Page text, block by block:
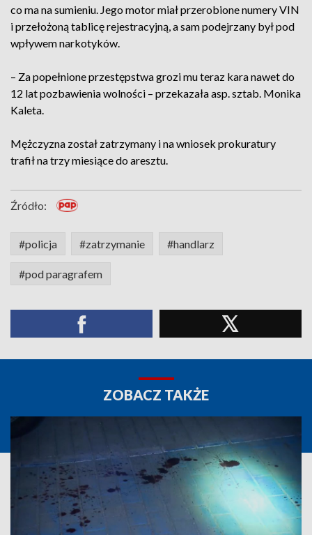
co ma na sumieniu. Jego motor miał przerobione numery VIN
i przełożoną tablicę rejestracyjną, a sam podejrzany był pod
wpływem narkotyków.
– Za popełnione przestępstwa grozi mu teraz kara nawet do
12 lat pozbawienia wolności – przekazała asp. sztab. Monika
Kaleta.
Mężczyzna został zatrzymany i na wniosek prokuratury
trafił na trzy miesiące do aresztu.
Źródło:
#policja #zatrzymanie #handlarz
#pod paragrafem
ZOBACZ TAKŻE